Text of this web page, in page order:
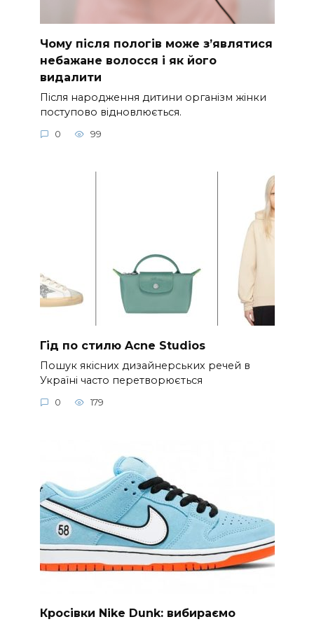
Чому після пологів може з’являтися
небажане волосся і як його
видалити
Після народження дитини організм жінки
поступово відновлюється.
0 99
Гід по стилю Acne Studios
Пошук якісних дизайнерських речей в
Україні часто перетворюється
0 179
Кросівки Nike Dunk: вибираємо